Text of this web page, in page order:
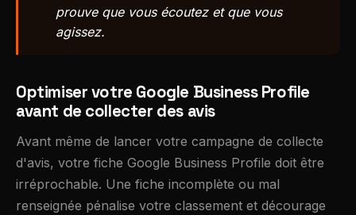
prouve que vous écoutez et que vous
agissez.
Optimiser votre Google Business Profile
avant de collecter des avis
Avant même de lancer votre campagne de collecte
d'avis, votre fiche Google Business Profile doit être
irréprochable. Une fiche incomplète ou mal
renseignée pénalise votre classement et décourage